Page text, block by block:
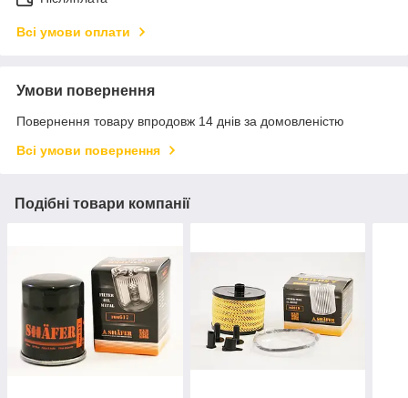
Всі умови оплати
Умови повернення
Повернення товару впродовж 14 днів за домовленістю
Всі умови повернення
Подібні товари компанії